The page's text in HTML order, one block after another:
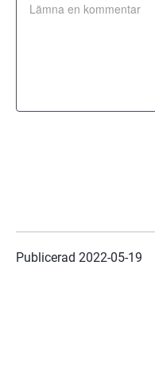
Publicerad 2022-05-19